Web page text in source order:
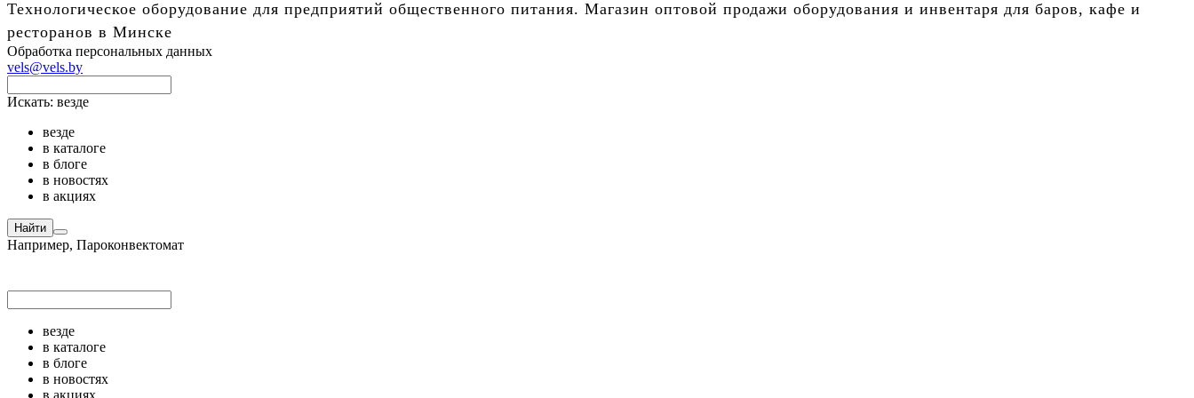
Технологическое оборудование для предприятий общественного питания. Магазин оптовой продажи оборудования и инвентаря для баров, кафе и
ресторанов в Минске
Обработка персональных данных
vels@vels.by
Искать: везде
везде
в каталоге
в блоге
в новостях
в акциях
Найти
Например, Пароконвектомат
везде
в каталоге
в блоге
в новостях
в акциях